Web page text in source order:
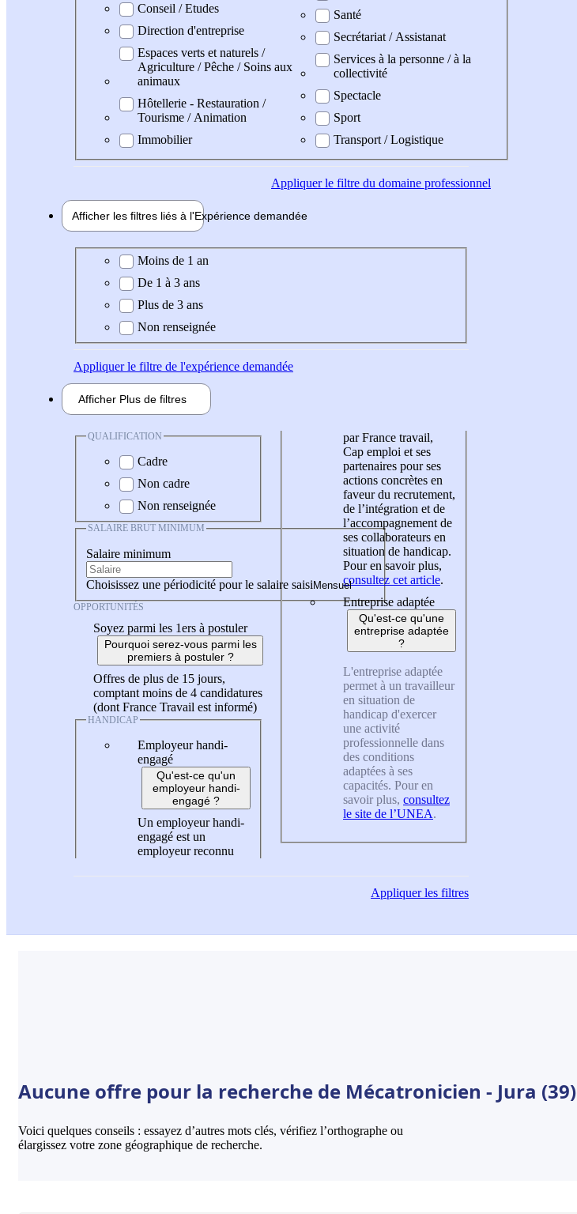
Conseil / Etudes
Direction d'entreprise
Espaces verts et naturels /
Agriculture / Pêche / Soins aux
animaux
Hôtellerie - Restauration /
Tourisme / Animation
Immobilier
Santé
Secrétariat / Assistanat
Services à la personne / à la
collectivité
Spectacle
Sport
Transport / Logistique
Appliquerle filtre du domaine professionnel
Afficher les filtres liés à l'Expérience demandée
Expérience demandée
Moins de 1 an
De 1 à 3 ans
Plus de 3 ans
Non renseignée
Appliquerle filtre de l'expérience demandée
Afficher Plus de filtres
QUALIFICATION
Cadre
Non cadre
Non renseignée
SALAIRE BRUT MINIMUM
Salaire minimum
Choisissez une périodicité pour le salaire saisi
OPPORTUNITÉS
Soyez parmi les 1ers à postuler
Pourquoi serez-vous parmi les
premiers à postuler ?
Offres de plus de 15 jours,
comptant moins de 4 candidatures
(dont France Travail est informé)
HANDICAP
Employeur handi-
engagé
Qu'est-ce qu'un
employeur handi-
engagé ?
Un employeur handi-
engagé est un
employeur reconnu
par France travail,
Cap emploi et ses
partenaires pour ses
actions concrètes en
faveur du recrutement,
de l’intégration et de
l’accompagnement de
ses collaborateurs en
situation de handicap.
Pour en savoir plus,
consultez cet article.
Entreprise adaptée
Qu'est-ce qu'une
entreprise adaptée
?
L'entreprise adaptée
permet à un travailleur
en situation de
handicap d'exercer
une activité
professionnelle dans
des conditions
adaptées à ses
capacités. Pour en
savoir plus, consultez
le site de l’UNEA.
Appliquerles filtres
Aucune offre pour la recherche de Mécatronicien - Jura (39)
Voici quelques conseils : essayez d’autres mots clés, vérifiez l’orthographe ou
élargissez votre zone géographique de recherche.